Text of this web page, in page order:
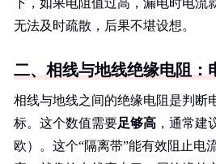
下，如果电阻值过高，漏电时电流
无法及时疏散，后果不堪设想。
二、相线与地线绝缘电阻：
相线与地线之间的绝缘电阻是判断
标。这个数值需要足够高 ，通常建
欧）。这个“隔离带”能有效阻止电